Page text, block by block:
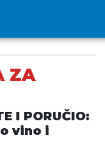
ZA
I PORUČIO:
vino i